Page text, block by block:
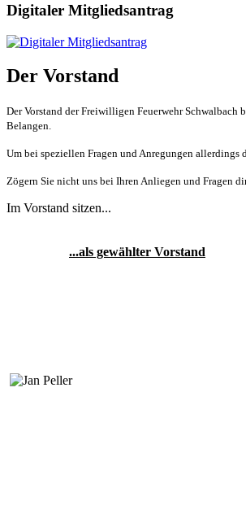
Digitaler Mitgliedsantrag
Der Vorstand
Der Vorstand der Freiwilligen Feuerwehr Schwalbach
Belangen.
Um bei speziellen Fragen und Anregungen
Zögern Sie nicht uns bei Ihren Anliegen und Fragen
Im Vorstand sitzen...
...als gewählter Vorstand